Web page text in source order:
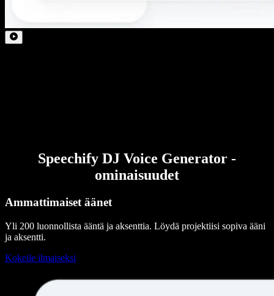
Speechify DJ Voice Generator -
ominaisuudet
Ammattimaiset äänet
Yli 200 luonnollista ääntä ja aksenttia. Löydä projektiisi sopiva ääni
ja aksentti.
Kokeile ilmaiseksi